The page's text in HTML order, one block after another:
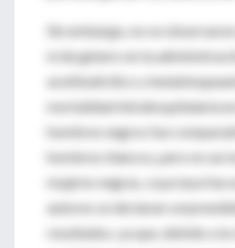
Sin embargo, no se
ni de género en la
acetilsalicílico y
mortalidad intrahospitalaria
hombres negros fue
hombres blancos, pero no así
mujeres negras, cuya tasa fue
autores se declaran
resultados, ya que, debido a